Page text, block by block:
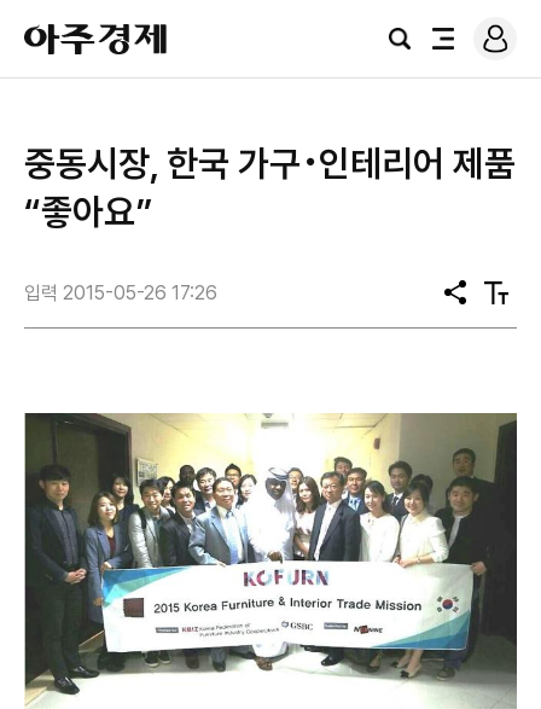
아
주
경
검
전
로
그
중동시장, 한국 가구･인테리어 제품
“좋아요”
입력 2015-05-26 17:26
공
유
텍
스